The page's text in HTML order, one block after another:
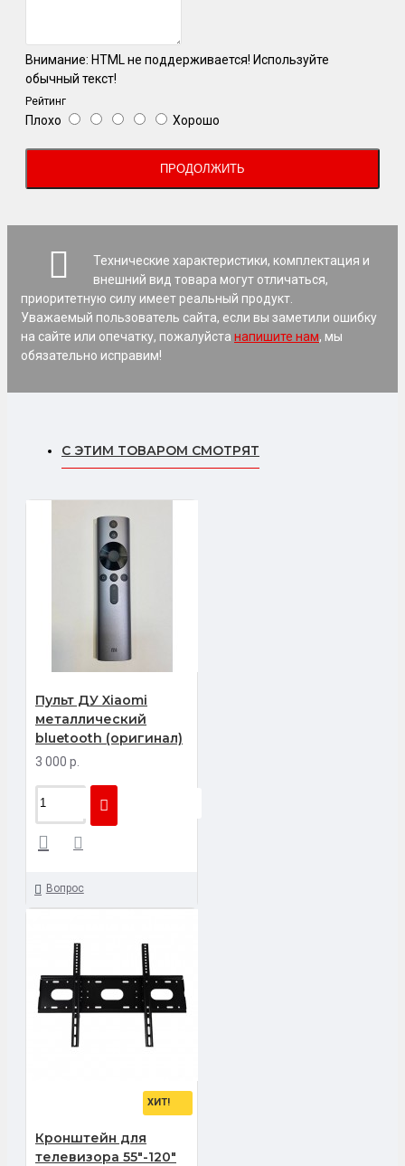
Внимание: HTML не поддерживается! Используйте
обычный текст!
Рейтинг
Плохо Хорошо
ПРОДОЛЖИТЬ
Технические характеристики, комплектация и
внешний вид товара могут отличаться,
приоритетную силу имеет реальный продукт.
Уважаемый пользователь сайта, если вы заметили ошибку
на сайте или опечатку, пожалуйста напишите нам, мы
обязательно исправим!
С ЭТИМ ТОВАРОМ СМОТРЯТ
Пульт ДУ Xiaomi
металлический
bluetooth (оригинал)
3 000 р.
Вопрос
ХИТ!
Кронштейн для
телевизора 55"-120"